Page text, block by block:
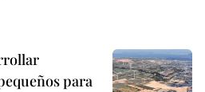
para